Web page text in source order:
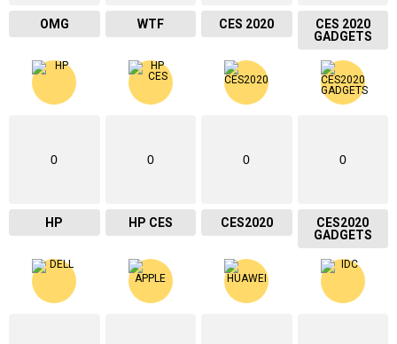
OMG WTF CES 2020
CES 2020
GADGETS
0
HP
0
HP CES
0
CES2020
0
CES2020
GADGETS